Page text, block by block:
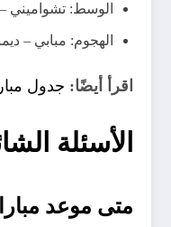
الوسط: تشواميني
الهجوم: مبابي –
اقرأ أيضًا: جدول
الأسئلة
متى موعد مباراة